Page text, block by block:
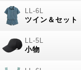
ツイン＆セット
小物